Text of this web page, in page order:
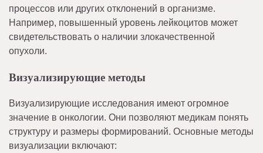
процессов или других отклонений в организме.
Например, повышенный уровень лейкоцитов может
свидетельствовать о наличии злокачественной
опухоли.
Визуализирующие методы
Визуализирующие исследования имеют огромное
значение в онкологии. Они позволяют медикам понять
структуру и размеры формирований. Основные методы
визуализации включают: